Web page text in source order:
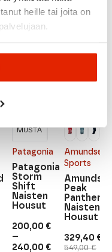
heille tai joita on
Patagonia
200,00 €
–
240,00 €
Hintaluokka:
200,00 €
Patagonia
Storm
Shift
Naisten
Housut
MUSTA
Amundsen
Sports
549,00€
329,40 €
Nykyinen
Peak
Panther
Naisten
Housut